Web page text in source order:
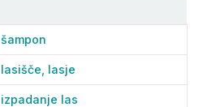
šampon
lasišče, lasje
izpadanje las